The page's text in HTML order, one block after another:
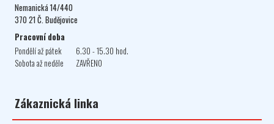
Nemanická 14/440
370 21 Č. Budějovice
Pracovní doba
Pondělí až pátek
6.30 - 15.30 hod.
Sobota až neděle
ZAVŘENO
Zákaznická linka